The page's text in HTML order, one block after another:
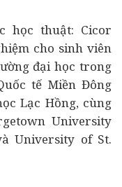
học thuật: Cicor
cho sinh viên
đại học trong
tế Miền Đông
Lạc Hồng, cùng
University
University of St.